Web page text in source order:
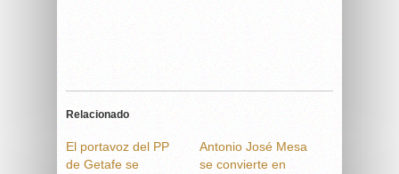
Relacionado
El portavoz del PP
de Getafe se
Antonio José Mesa
se convierte en